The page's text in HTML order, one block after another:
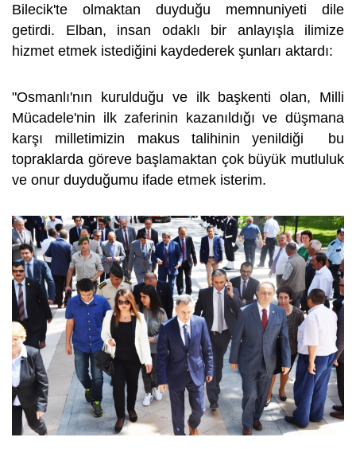
Bilecik'te olmaktan duyduğu memnuniyeti dile
getirdi. Elban, insan odaklı bir anlayışla ilimize
hizmet etmek istediğini kaydederek şunları aktardı:
"Osmanlı'nın kurulduğu ve ilk başkenti olan, Milli
Mücadele'nin ilk zaferinin kazanıldığı ve düşmana
karşı milletimizin makus talihinin yenildiği bu
topraklarda göreve başlamaktan çok büyük mutluluk
ve onur duyduğumu ifade etmek isterim.